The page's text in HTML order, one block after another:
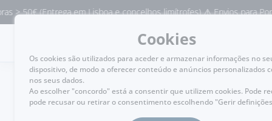
em Lisboa e concelhos limítrofes) ⚠️ Envios para Portugal e
MENU
VOLTAR
Cookies
Os cookies são utilizados para aceder e armazenar informações no
dispositivo, de modo a oferecer conteúdo e anúncios personalizados
nos seus dados.
Ao escolher "concordo" está a consentir que utilizem cookies. Pode
pode recusar ou retirar o consentimento escolhendo "Gerir